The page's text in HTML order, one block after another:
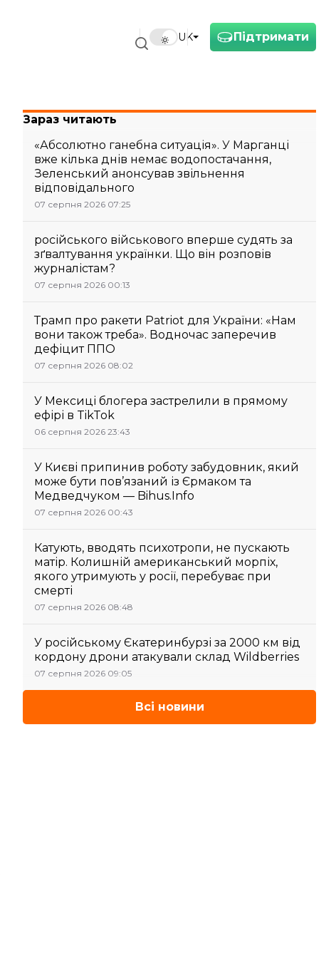
Підтримати
UK
Зараз читають
«Абсолютно ганебна ситуація». У Марганці
вже кілька днів немає водопостачання,
Зеленський анонсував звільнення
відповідального
07 серпня 2026 07:25
російського військового вперше судять за
зґвалтування українки. Що він розповів
журналістам?
07 серпня 2026 00:13
Трамп про ракети Patriot для України: «Нам
вони також треба». Водночас заперечив
дефіцит ППО
07 серпня 2026 08:02
У Мексиці блогера застрелили в прямому
ефірі в TikTok
06 серпня 2026 23:43
У Києві припинив роботу забудовник, який
може бути пов’язаний із Єрмаком та
Медведчуком — Bihus.Info
07 серпня 2026 00:43
Катують, вводять психотропи, не пускають
матір. Колишній американський морпіх,
якого утримують у росії, перебуває при
смерті
07 серпня 2026 08:48
У російському Єкатеринбурзі за 2000 км від
кордону дрони атакували склад Wildberries
07 серпня 2026 09:05
Всі новини